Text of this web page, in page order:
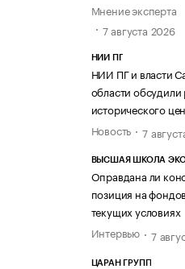
Мнение эксперта
7 августа 2026
НИИ ПГ
НИИ ПГ и власти
области обсудили
исторического
Новость
7
ВЫСШАЯ ШКОЛА
Оправдана ли
позиция на
текущих условиях
Интервью
7
ЦАРАН ГРУПП